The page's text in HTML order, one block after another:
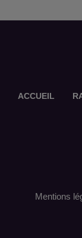
ACCUEIL
Mentions